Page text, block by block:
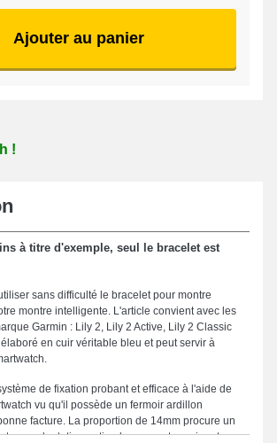
Ajouter au panier
!
à titre d'exemple, seul le bracelet est
sans difficulté le bracelet pour montre
montre intelligente. L'article convient avec les
Garmin : Lily 2, Lily 2 Active, Lily 2 Classic
en cuir véritable bleu et peut servir à
de fixation probant et efficace à l'aide de
vu qu'il possède un fermoir ardillon
facture. La proportion de 14mm procure un
une adaptation optimale avec votre poignet.